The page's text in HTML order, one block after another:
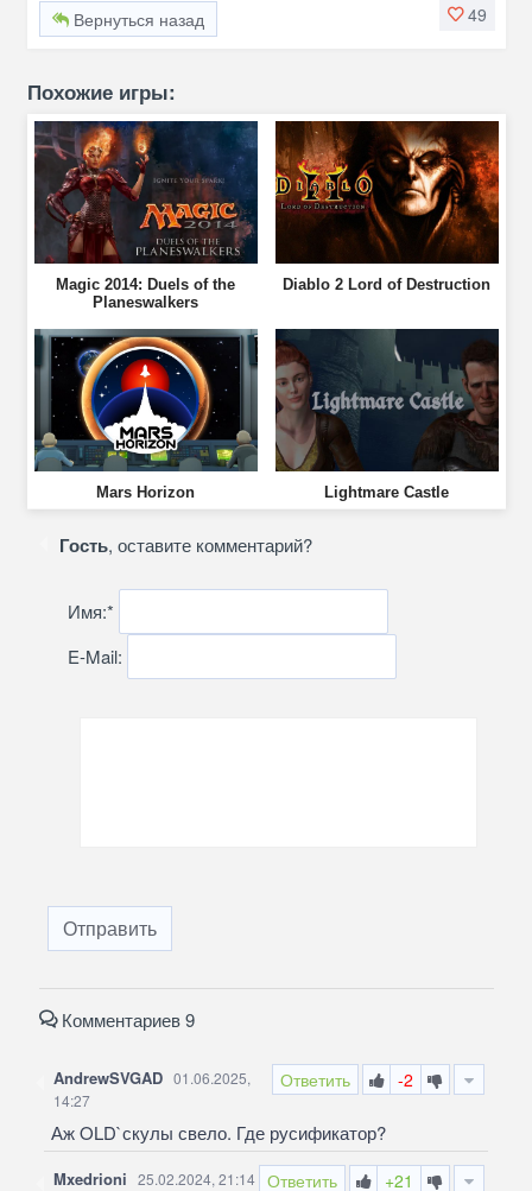
49
Вернуться назад
Похожие игры:
Magic 2014: Duels of the
Planeswalkers
Diablo 2 Lord of Destruction
Mars Horizon Lightmare Castle
Гость, оставите комментарий?
Имя:*
E-Mail:
Отправить
Комментариев 9
Ответить -2
AndrewSVGAD 01.06.2025,
14:27
Аж OLD`скулы свело. Где русификатор?
Ответить +21
Mxedrioni 25.02.2024, 21:14